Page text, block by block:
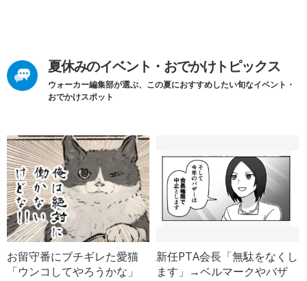
夏休みのイベント・おでかけトピックス
ウォーカー編集部が選ぶ、この夏におすすめしたい旬なイベント・
おでかけスポット
お留守番にブチギレた愛猫
「ウンコしてやろうかな」
新任PTA会長「無駄をなくし
ます」→ベルマークやバザ